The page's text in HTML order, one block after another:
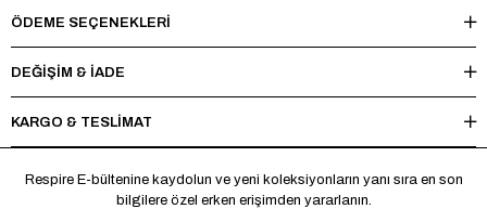
Yıkama Talimatı:
Maksimum 30°C’de tersten yıkayınız, ağartıcı ve kurutucu kullanmayınız.
Ütüleme sırasında baskı ve nakışlı bölgelere doğrudan ısı uygulamaktan
*Made in Türkiye
ÖDEME SEÇENEKLERI
DEĞİŞİM & İADE
KARGO & TESLİMAT
Respire E-bültenine kaydolun ve yeni koleksiyonların yanı sıra en son
bilgilere özel erken erişimden yararlanın.